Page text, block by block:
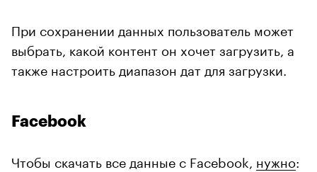
При сохранении данных пользователь может
выбрать, какой контент он хочет загрузить, а
также настроить диапазон дат для загрузки.
Facebook
Чтобы скачать все данные с Facebook, нужно: